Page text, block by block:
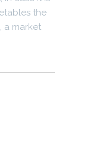
the
a market